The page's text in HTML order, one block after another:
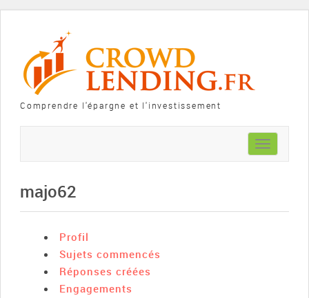
Comprendre l'épargne et l'investissement
Toggle
navigation
majo62
Profil
Sujets commencés
Réponses créées
Engagements